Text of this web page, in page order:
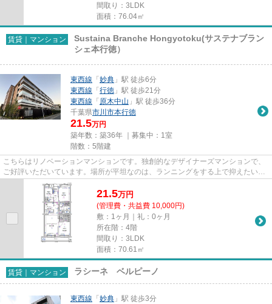
間取り：3LDK
面積：76.04㎡
賃貸｜マンション
Sustaina Branche Hongyotoku(サステナブラン
シェ本行徳）
東西線 「 妙典 」駅 徒歩6分
東西線 「 行徳 」駅 徒歩21分
東西線 「 原木中山 」駅 徒歩36分
千葉県市川市本行徳
21.5万円
築年数：築36年 ｜募集中： 1室
階数：5階建
こちらはリノベーションマンションです。独創的なデザイナーズマンションで、
ご好評いただいています。場所が平坦なのは、ランニングをする上で抑えたいポ
イントですね。こちらは初期...
21.5万円
(管理費・共益費 10,000円)
敷：1ヶ月｜礼：0ヶ月
所在階：4階
間取り：3LDK
面積：70.61㎡
賃貸｜マンション ラシーネ ベルピーノ
東西線 「 妙典 」駅 徒歩3分